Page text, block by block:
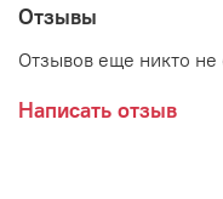
Отзывы
Отзывов еще никто не
Написать отзыв